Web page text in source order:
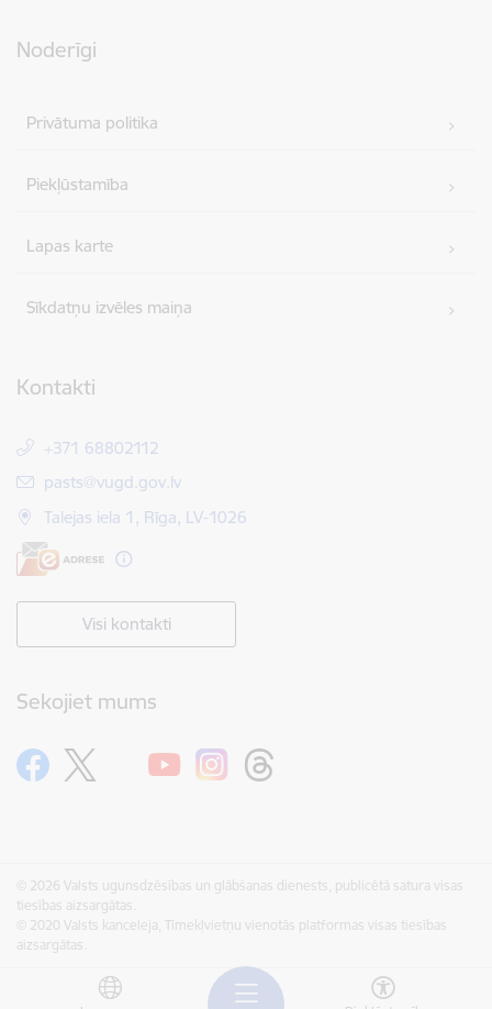
Noderīgi
Privātuma politika
Piekļūstamība
Lapas karte
Sīkdatņu izvēles maiņa
Kontakti
+371 68802112
E-pasts:
pasts@vugd.gov.lv
Talejas iela 1, Rīga, LV-1026
Visi kontakti
Sekojiet mums
© 2026 Valsts ugunsdzēsības un glābšanas dienests, publicētā satura visas
tiesības aizsargātas.
© 2020 Valsts kanceleja, Tīmekļvietņu vienotās platformas visas tiesības
aizsargātas.